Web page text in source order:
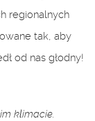
regionalnych
tak, aby
od nas głodny!
klimacie.